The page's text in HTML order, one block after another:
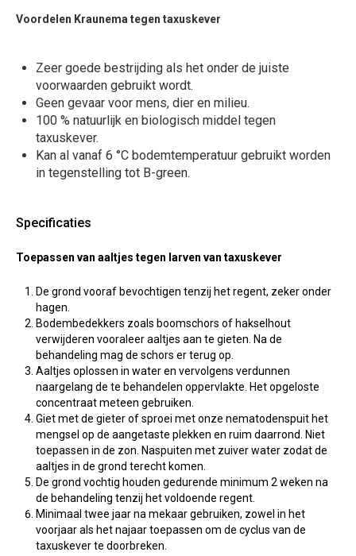
Voordelen Kraunema tegen taxuskever
Zeer goede bestrijding als het onder de juiste
voorwaarden gebruikt wordt.
Geen gevaar voor mens, dier en milieu.
100 % natuurlijk en biologisch middel tegen
taxuskever.
Kan al vanaf 6 °C bodemtemperatuur gebruikt worden
in tegenstelling tot B-green.
Specificaties
Toepassen van aaltjes tegen larven van taxuskever
De grond vooraf bevochtigen tenzij het regent, zeker onder
hagen.
Bodembedekkers zoals boomschors of hakselhout
verwijderen vooraleer aaltjes aan te gieten. Na de
behandeling mag de schors er terug op.
Aaltjes oplossen in water en vervolgens verdunnen
naargelang de te behandelen oppervlakte. Het opgeloste
concentraat meteen gebruiken.
Giet met de gieter of sproei met onze nematodenspuit het
mengsel op de aangetaste plekken en ruim daarrond. Niet
toepassen in de zon. Naspuiten met zuiver water zodat de
aaltjes in de grond terecht komen.
De grond vochtig houden gedurende minimum 2 weken na
de behandeling tenzij het voldoende regent.
Minimaal twee jaar na mekaar gebruiken, zowel in het
voorjaar als het najaar toepassen om de cyclus van de
taxuskever te doorbreken.